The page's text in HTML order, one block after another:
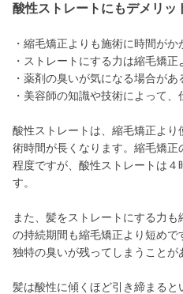
酸性ストレートにもデメリッ
・縮毛矯正よりも施術に時間がか
・ストレートにする力は縮毛矯正
・薬剤の臭いが気になる場合があ
・美容師の知識や技術によって
酸性ストレートは、縮毛矯正よ
術時間が長くなります。縮毛矯正
程度ですが、酸性ストレートは４
す。
また、髪をストレートにする力
の持続期間も縮毛矯正より短めで
独特の臭いが残ってしまうことが
髪は酸性に傾くほど引き締まる